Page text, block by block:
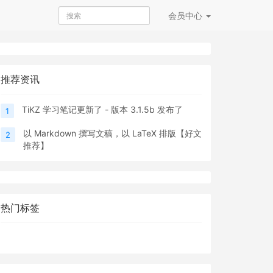
会员中心
推荐资讯
1 TiKZ 学习笔记更新了 - 版本 3.1.5b 发布了
2
以 Markdown 撰写文稿，以 LaTeX 排版【好文
推荐】
热门标签